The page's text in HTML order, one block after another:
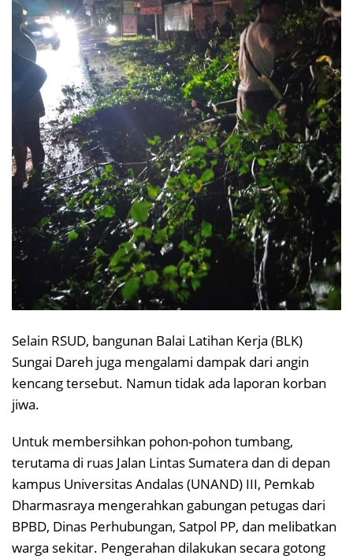
Selain RSUD, bangunan Balai Latihan Kerja (BLK)
Sungai Dareh juga mengalami dampak dari angin
kencang tersebut. Namun tidak ada laporan korban
jiwa.
Untuk membersihkan pohon-pohon tumbang,
terutama di ruas Jalan Lintas Sumatera dan di depan
kampus Universitas Andalas (UNAND) III, Pemkab
Dharmasraya mengerahkan gabungan petugas dari
BPBD, Dinas Perhubungan, Satpol PP, dan melibatkan
warga sekitar. Pengerahan dilakukan secara gotong